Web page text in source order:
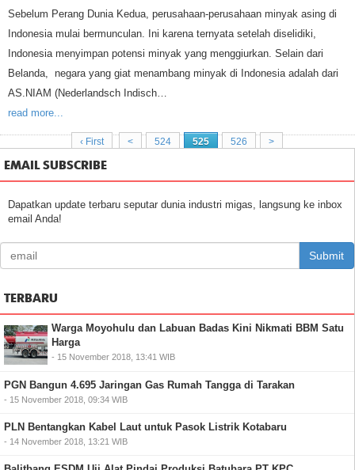
Sebelum Perang Dunia Kedua, perusahaan-perusahaan minyak asing di
Indonesia mulai bermunculan. Ini karena ternyata setelah diselidiki,
Indonesia menyimpan potensi minyak yang menggiurkan. Selain dari
Belanda, negara yang giat menambang minyak di Indonesia adalah dari
AS.NIAM (Nederlandsch Indisch…
read more...
‹ First < 524 525 526 >
EMAIL SUBSCRIBE
Dapatkan update terbaru seputar dunia industri migas, langsung ke inbox
email Anda!
Submit
TERBARU
Warga Moyohulu dan Labuan Badas Kini Nikmati BBM Satu
Harga
- 15 November 2018, 13:41 WIB
PGN Bangun 4.695 Jaringan Gas Rumah Tangga di Tarakan
- 15 November 2018, 09:34 WIB
PLN Bentangkan Kabel Laut untuk Pasok Listrik Kotabaru
- 14 November 2018, 13:21 WIB